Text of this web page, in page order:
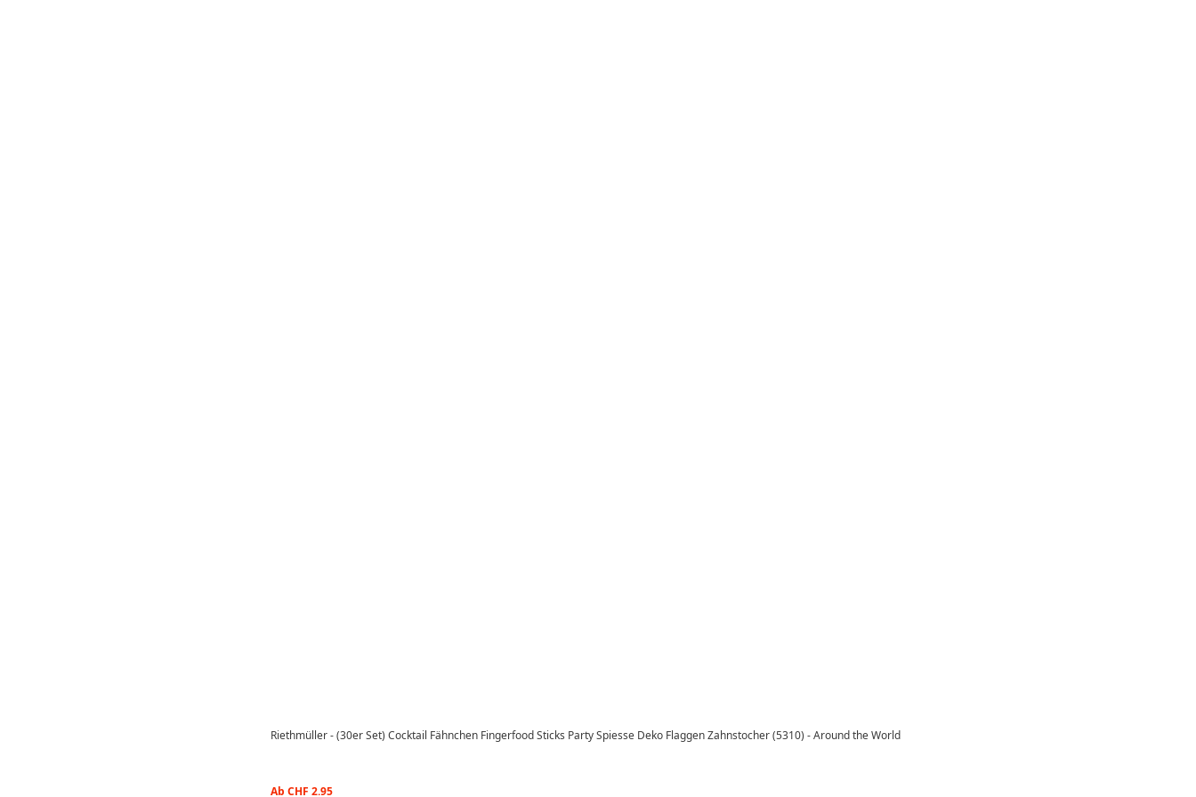
Riethmüller - (30er Set) Cocktail Fähnchen Fingerfood Sticks Party Spiesse Deko Flaggen Zahnstocher (5310) - Around the World
Ab CHF 2.95